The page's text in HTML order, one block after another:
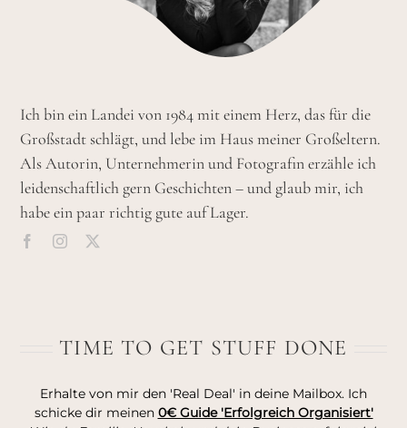
Ich bin ein Landei von 1984 mit einem Herz, das für die
Großstadt schlägt, und lebe im Haus meiner Großeltern.
Als Autorin, Unternehmerin und Fotografin erzähle ich
leidenschaftlich gern Geschichten – und glaub mir, ich
habe ein paar richtig gute auf Lager.
TIME TO GET STUFF DONE
Erhalte von mir den 'Real Deal' in deine Mailbox. Ich
schicke dir meinen 0€ Guide 'Erfolgreich Organisiert'